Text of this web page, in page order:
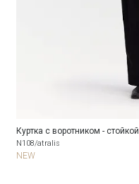
Куртка с воротником - стойкой
N108/atralis
NEW